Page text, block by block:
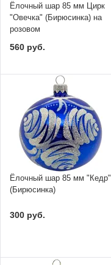
Ёлочный шар 85 мм Цирк
"Овечка" (Бирюсинка) на
розовом
560 руб.
Ёлочный шар 85 мм "Кедр"
(Бирюсинка)
300 руб.